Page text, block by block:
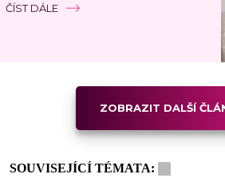
ČÍST DÁLE
ZOBRAZIT DALŠÍ
SOUVISEJÍCÍ TÉMATA: